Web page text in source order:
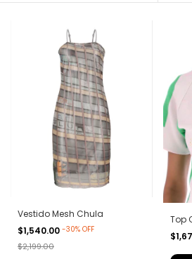
Vestido Mesh Chula
$1,540.00 -30% OFF
$2,199.00
Top